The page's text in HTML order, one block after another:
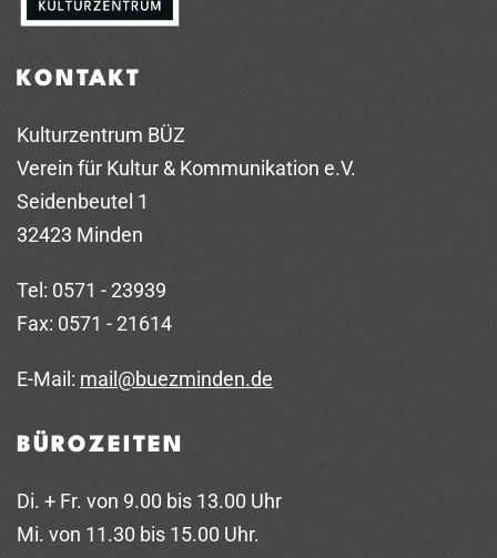
KONTAKT
Kulturzentrum BÜZ
Verein für Kultur & Kommunikation e.V.
Seidenbeutel 1
32423 Minden
Tel: 0571 - 23939
Fax: 0571 - 21614
E-Mail: mail@buezminden.de
BÜROZEITEN
Di. + Fr. von 9.00 bis 13.00 Uhr
Mi. von 11.30 bis 15.00 Uhr.